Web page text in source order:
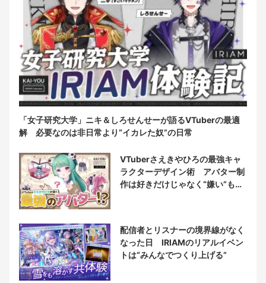
「女子研究大学」ニキ＆しろせんせーが語るVTuberの最適
解 必要なのは非日常より“イカレた奴”の日常
VTuberさえきやひろの最強キャ
ラクターデザイン術 アバター制
作は好きだけじゃなく“嫌い”もブ
配信者とリスナーの境界線がなく
なった日 IRIAMのリアルイベン
トは“みんなでつくり上げる”